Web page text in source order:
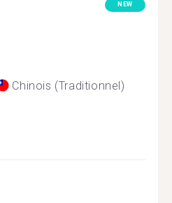
NEW
Chinois (Traditionnel)